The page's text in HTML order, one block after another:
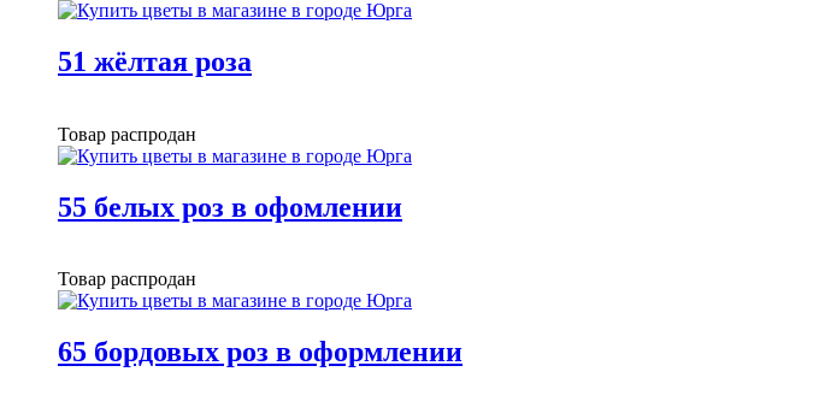
51 жёлтая роза
Товар распродан
55 белых роз в офомлении
Товар распродан
65 бордовых роз в оформлении